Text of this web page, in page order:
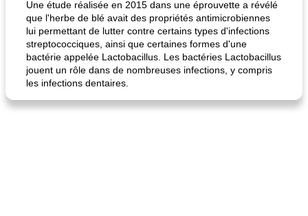
quinoa petit déjeuner méditerranéen
Une étude réalisée en 2015 dans une éprouvette a révélé
que l'herbe de blé avait des propriétés antimicrobiennes
lui permettant de lutter contre certains types d'infections
streptococciques, ainsi que certaines formes d'une
bactérie appelée Lactobacillus. Les bactéries Lactobacillus
jouent un rôle dans de nombreuses infections, y compris
les infections dentaires.